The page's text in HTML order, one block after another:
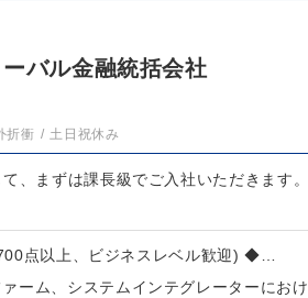
バル金融統括会社
折衝 土日祝休み
、まずは課長級でご入社いただきます
点以上、ビジネスレベル歓迎) ◆…
ーム、システムインテグレーターにおけ